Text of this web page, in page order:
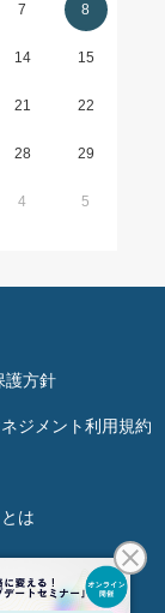
7 8
14 15
21 22
28 29
4 5
護方針
ジメント利用規約
は